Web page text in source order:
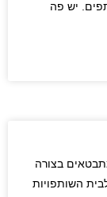
יש פה
בצורה
השותפויות